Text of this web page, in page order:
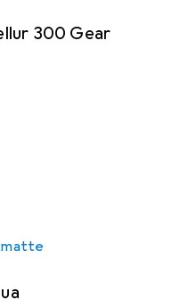
300 Gear